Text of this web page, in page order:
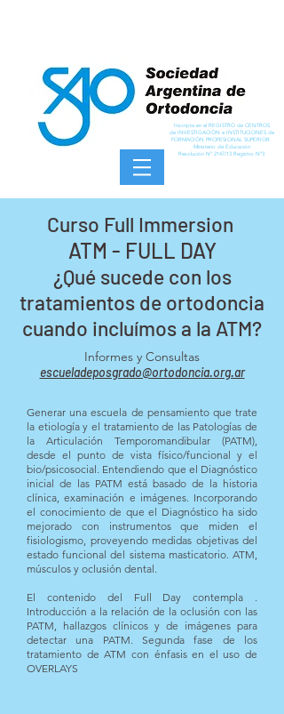
Inscripta en el REGISTRO de CENTROS
de INVESTIGACIÓN e INSTITUCIONES de
FORMACIÓN PROFESIONAL SUPERIOR.
Ministerio de Educación
Resolución Nº 2147/13 Registro Nº3
Curso Full Immersion
ATM - FULL DAY
¿Qué sucede con los
tratamientos de ortodoncia
cuando incluímos a la ATM?
Informes y Consultas
escueladeposgrado@ortodoncia.org.ar
Generar una escuela de pensamiento que trate
la etiología y el tratamiento de las Patologías de
la Articulación Temporomandibular (PATM),
desde el punto de vista físico/funcional y el
bio/psicosocial. Entendiendo que el Diagnóstico
inicial de las PATM está basado de la historia
clínica, examinación e imágenes. Incorporando
el conocimiento de que el Diagnóstico ha sido
mejorado con instrumentos que miden el
fisiologismo, proveyendo medidas objetivas del
estado funcional del sistema masticatorio. ATM,
músculos y oclusión dental.
El contenido del Full Day contempla .
Introducción a la relación de la oclusión con las
PATM, hallazgos clínicos y de imágenes para
detectar una PATM. Segunda fase de los
tratamiento de ATM con énfasis en el uso de
OVERLAYS